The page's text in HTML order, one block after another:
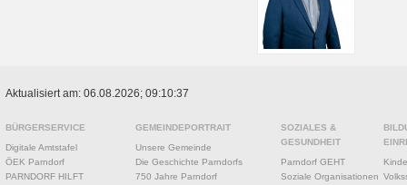
Aktualisiert am: 06.08.2026; 09:10:37
BÜRGERSERVICE
Digitale Amtstafel
ÖEK Parndorf
PARNDORF HILFT
GEMEINDEPORTRAIT
Unsere Gemeinde
Die Geschichte Parndorfs
750 Jahre Parndorf
SOZIALES &
GESUNDHEIT
Parndorf GEHT
Soziale Organisationen